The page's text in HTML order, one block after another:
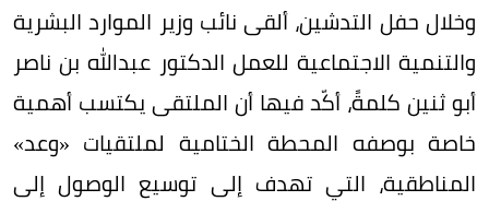
وخلال حفل التدشين، ألقى نائب وزير الموارد البشرية
والتنمية الاجتماعية للعمل الدكتور عبدالله بن ناصر
أبو ثنين كلمةً، أكّد فيها أن الملتقى يكتسب أهمية
خاصة بوصفه المحطة الختامية لملتقيات «وعد»
المناطقية، التي تهدف إلى توسيع الوصول إلى